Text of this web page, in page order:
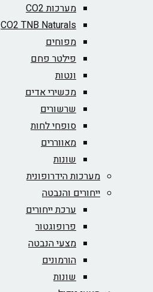
מערכות CO2
CO2 TNB Naturals
מפוחים
פילטר פחם
ונטות
מכשירי אדים
שרשורים
סופחי לחות
מאווררים
שונות
מערכות הידרופונית
ייחורים והנבטה
ערכת ייחורים
פרופוגטור
מצעי הנבטה
הורמונים
שונות